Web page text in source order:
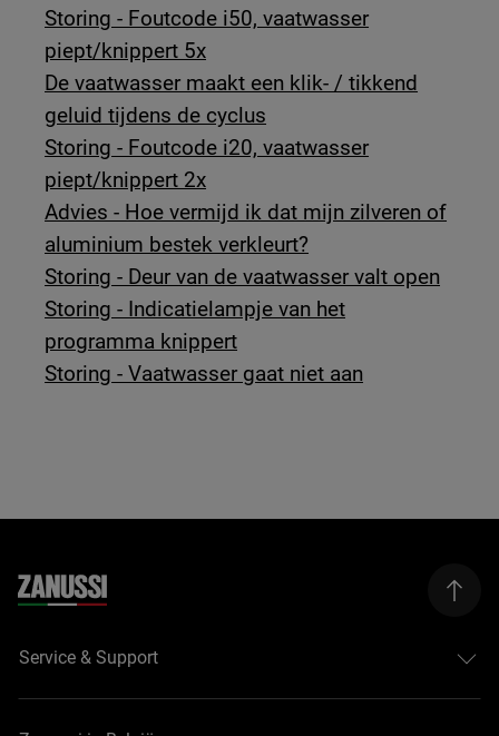
Storing - Foutcode i50, vaatwasser
piept/knippert 5x
De vaatwasser maakt een klik- / tikkend
geluid tijdens de cyclus
Storing - Foutcode i20, vaatwasser
piept/knippert 2x
Advies - Hoe vermijd ik dat mijn zilveren of
aluminium bestek verkleurt?
Storing - Deur van de vaatwasser valt open
Storing - Indicatielampje van het
programma knippert
Storing - Vaatwasser gaat niet aan
Service & Support